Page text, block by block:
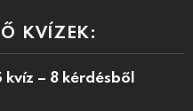
KVÍZEK:
– 8 kérdésből